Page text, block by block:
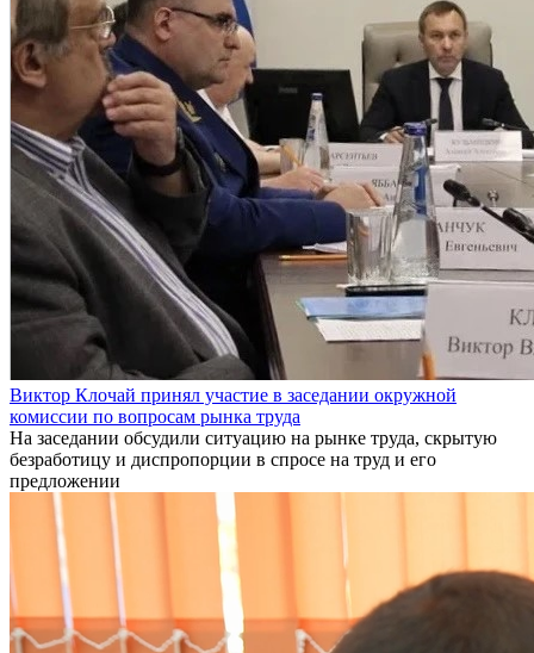
Виктор Клочай принял участие в заседании окружной
комиссии по вопросам рынка труда
На заседании обсудили ситуацию на рынке труда, скрытую
безработицу и диспропорции в спросе на труд и его
предложении